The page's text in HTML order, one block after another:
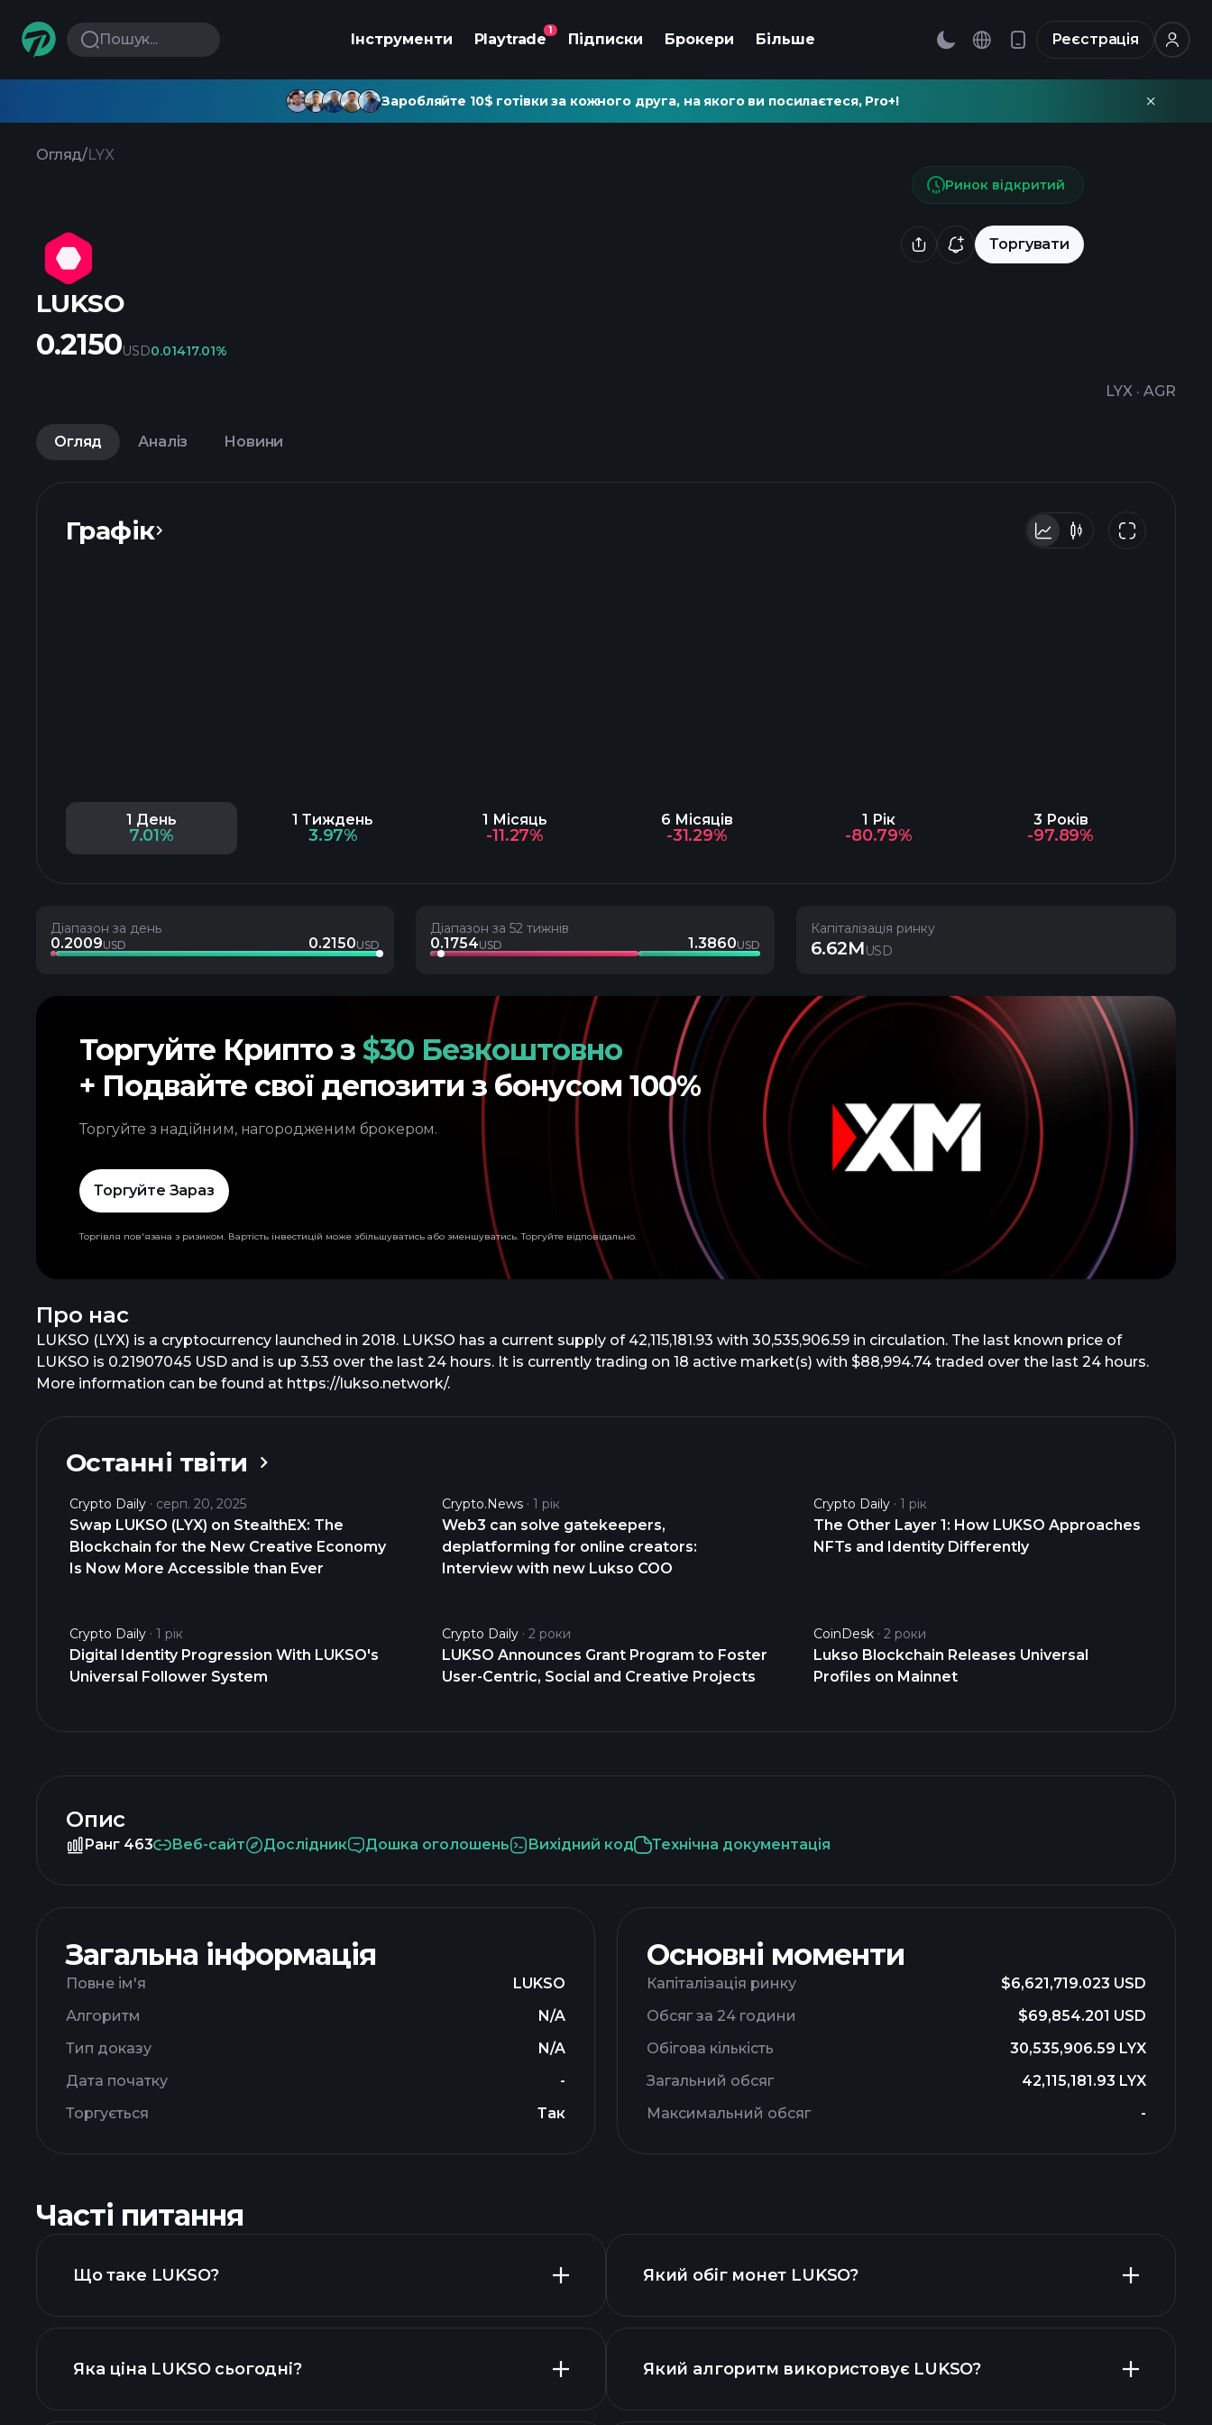
Пошук... Інструменти Playtrade
1
Підписки Брокери Більше Реєстрація
Заробляйте 10$ готівки за кожного друга, на якого ви посилаєтеся, Pro+!
Огляд/LYX
Торгувати
LUKSO
LYX · AGR
Ринок відкритий
0.2150USD0.01417.01%
Огляд Аналіз Новини
Графік
1 День
7.01%
1 Тиждень
3.97%
1 Місяць
-11.27%
6 Місяців
-31.29%
1 Рік
-80.79%
3 Років
-97.89%
Про нас
LUKSO (LYX) is a cryptocurrency launched in 2018. LUKSO has a current supply of 42,115,181.93 with 30,535,906.59 in circulation. The last known price of
LUKSO is 0.21907045 USD and is up 3.53 over the last 24 hours. It is currently trading on 18 active market(s) with $88,994.74 traded over the last 24 hours.
More information can be found at https://lukso.network/.
Діапазон за день
0.2009USD 0.2150USD
Діапазон за 52 тижнів
0.1754USD 1.3860USD
Капіталізація ринку
6.62MUSD
Останні твіти
Crypto Daily серп. 20, 2025
Swap LUKSO (LYX) on StealthEX: The
Blockchain for the New Creative Economy
Is Now More Accessible than Ever
Crypto.news 1 рік
Web3 can solve gatekeepers,
deplatforming for online creators:
Interview with new Lukso COO
Crypto Daily 1 рік
The Other Layer 1: How LUKSO Approaches
NFTs and Identity Differently
Crypto Daily 1 рік
Digital Identity Progression With LUKSO's
Universal Follower System
Crypto Daily 2 роки
LUKSO Announces Grant Program to Foster
User-Centric, Social and Creative Projects
CoinDesk 2 роки
Lukso Blockchain Releases Universal
Profiles on Mainnet
Опис
Ранг 463 Веб-сайт Дослідник Дошка оголошень Вихідний код Технічна документація
Загальна інформація
Повне ім'я
LUKSO
Алгоритм
N/A
Тип доказу
N/A
Дата початку
-
Торгується
Так
Основні моменти
Капіталізація ринку
$6,621,719.023 USD
Обсяг за 24 години
$69,854.201 USD
Обігова кількість
30,535,906.59 LYX
Загальний обсяг
42,115,181.93 LYX
Максимальний обсяг
-
Торгуйте Крипто з $30 Безкоштовно
+ Подвайте свої депозити з бонусом 100%
Торгуйте з надійним, нагородженим брокером.
Торгуйте Зараз
Торгівля пов'язана з ризиком. Вартість інвестицій може збільшуватись або зменшуватись. Торгуйте відповідально.
Часті питання
Що таке LUKSO?
Яка ціна LUKSO сьогодні?
Який обіг монет LUKSO?
Який алгоритм використовує LUKSO?